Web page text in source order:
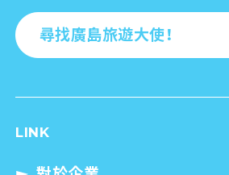
尋找廣島旅遊大使！
LINK